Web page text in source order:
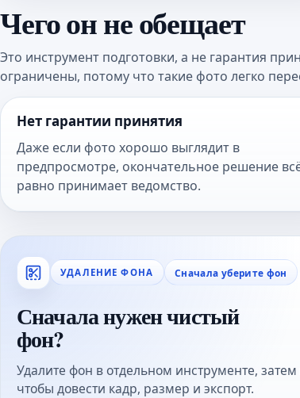
Чего он не обещает
Это инструмент подготовки, а не гарантия
ограничены, потому что такие фото легко
Нет гарантии принятия
Даже если фото хорошо выглядит в
предпросмотре, окончательное решение
равно принимает ведомство.
УДАЛЕНИЕ ФОНА Сначала уберите фон
Сначала нужен чистый
фон?
Удалите фон в отдельном инструменте,
чтобы довести кадр, размер и экспорт.